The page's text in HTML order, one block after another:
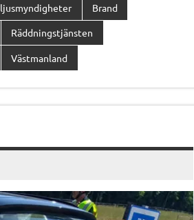
Brand
Räddningstjänsten
Västmanland